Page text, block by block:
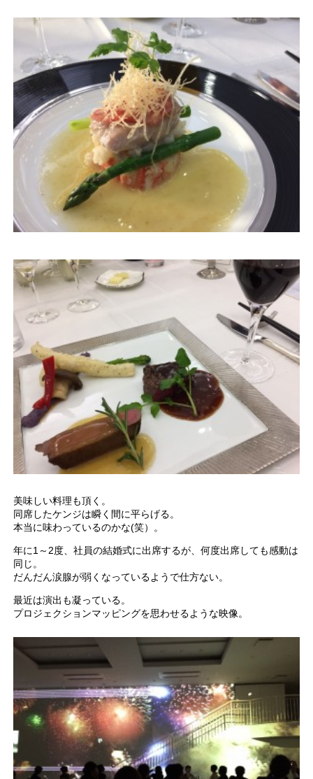
美味しい料理も頂く。
同席したケンジは瞬く間に平らげる。
本当に味わっているのかな(笑）。
年に1～2度、社員の結婚式に出席するが、何度出席しても感動は
同じ。
だんだん涙腺が弱くなっているようで仕方ない。
最近は演出も凝っている。
プロジェクションマッピングを思わせるような映像。